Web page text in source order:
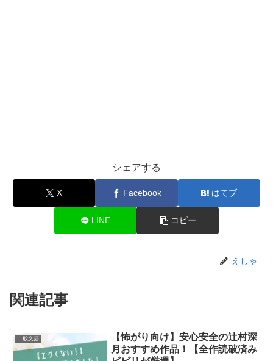
シェアする
X Facebook はてブ
LINE コピー
えしゃ
関連記事
一般文芸
【怖がり向け】安心安全の辻村深
月おすすめ作品！【全作読破済み